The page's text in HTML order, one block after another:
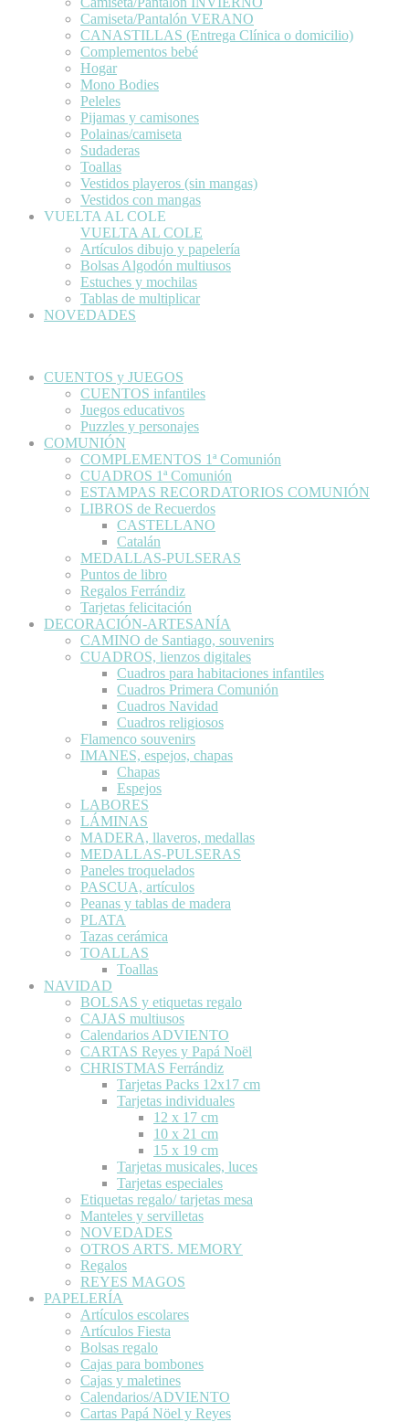
Camiseta/Pantalón VERANO
CANASTILLAS (Entrega Clínica o domicilio)
Complementos bebé
Hogar
Mono Bodies
Peleles
Pijamas y camisones
Polainas/camiseta
Sudaderas
Toallas
Vestidos playeros (sin mangas)
Vestidos con mangas
VUELTA AL COLE
VUELTA AL COLE
Artículos dibujo y papelería
Bolsas Algodón multiusos
Estuches y mochilas
Tablas de multiplicar
NOVEDADES
CUENTOS y JUEGOS
CUENTOS infantiles
Juegos educativos
Puzzles y personajes
COMUNIÓN
COMPLEMENTOS 1ª Comunión
CUADROS 1ª Comunión
ESTAMPAS RECORDATORIOS COMUNIÓN
LIBROS de Recuerdos
CASTELLANO
Catalán
MEDALLAS-PULSERAS
Puntos de libro
Regalos Ferrándiz
Tarjetas felicitación
DECORACIÓN-ARTESANÍA
CAMINO de Santiago, souvenirs
CUADROS, lienzos digitales
Cuadros para habitaciones infantiles
Cuadros Primera Comunión
Cuadros Navidad
Cuadros religiosos
Flamenco souvenirs
IMANES, espejos, chapas
Chapas
Espejos
LABORES
LÁMINAS
MADERA, llaveros, medallas
MEDALLAS-PULSERAS
Paneles troquelados
PASCUA, artículos
Peanas y tablas de madera
PLATA
Tazas cerámica
TOALLAS
Toallas
NAVIDAD
BOLSAS y etiquetas regalo
CAJAS multiusos
Calendarios ADVIENTO
CARTAS Reyes y Papá Noël
CHRISTMAS Ferrándiz
Tarjetas Packs 12x17 cm
Tarjetas individuales
12 x 17 cm
10 x 21 cm
15 x 19 cm
Tarjetas musicales, luces
Tarjetas especiales
Etiquetas regalo/ tarjetas mesa
Manteles y servilletas
NOVEDADES
OTROS ARTS. MEMORY
Regalos
REYES MAGOS
PAPELERÍA
Artículos escolares
Artículos Fiesta
Bolsas regalo
Cajas para bombones
Cajas y maletines
Calendarios/ADVIENTO
Cartas Papá Nöel y Reyes